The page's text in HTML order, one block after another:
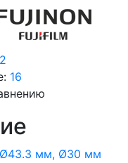
16
мм, Ø30 мм